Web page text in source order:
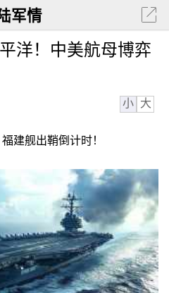
军情
洋！中美航母博弈
小 大
建舰出鞘倒计时！